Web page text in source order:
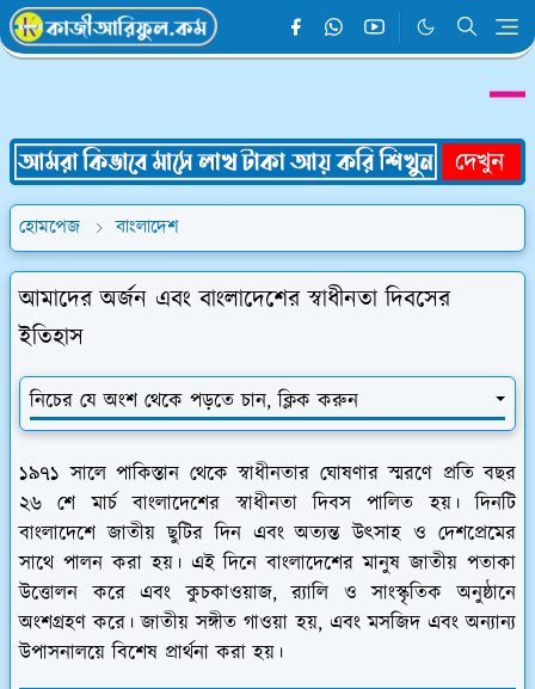
হোমপেজ বাংলাদেশ
আমাদের অর্জন এবং বাংলাদেশের স্বাধীনতা দিবসের
ইতিহাস
নিচের যে অংশ থেকে পড়তে চান, ক্লিক করুন
১৯৭১ সালে পাকিস্তান থেকে স্বাধীনতার ঘোষণার স্মরণে প্রতি বছর
২৬ শে মার্চ বাংলাদেশের স্বাধীনতা দিবস পালিত হয়। দিনটি
বাংলাদেশে জাতীয় ছুটির দিন এবং অত্যন্ত উৎসাহ ও দেশপ্রেমের
সাথে পালন করা হয়। এই দিনে বাংলাদেশের মানুষ জাতীয় পতাকা
উত্তোলন করে এবং কুচকাওয়াজ, র‌্যালি ও সাংস্কৃতিক অনুষ্ঠানে
অংশগ্রহণ করে। জাতীয় সঙ্গীত গাওয়া হয়, এবং মসজিদ এবং অন্যান্য
উপাসনালয়ে বিশেষ প্রার্থনা করা হয়।